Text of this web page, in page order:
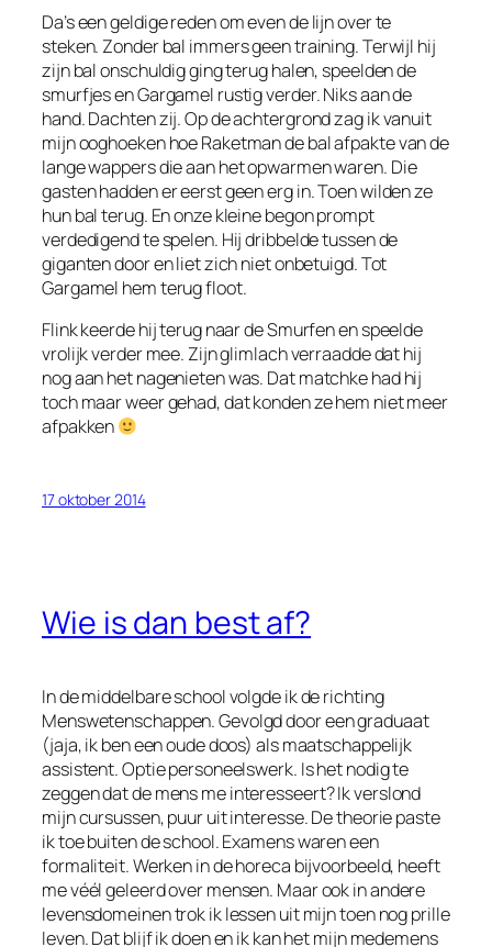
Da’s een geldige reden om even de lijn over te
steken. Zonder bal immers geen training. Terwijl hij
zijn bal onschuldig ging terug halen, speelden de
smurfjes en Gargamel rustig verder. Niks aan de
hand. Dachten zij. Op de achtergrond zag ik vanuit
mijn ooghoeken hoe Raketman de bal afpakte van de
lange wappers die aan het opwarmen waren. Die
gasten hadden er eerst geen erg in. Toen wilden ze
hun bal terug. En onze kleine begon prompt
verdedigend te spelen. Hij dribbelde tussen de
giganten door en liet zich niet onbetuigd. Tot
Gargamel hem terug floot.
Flink keerde hij terug naar de Smurfen en speelde
vrolijk verder mee. Zijn glimlach verraadde dat hij
nog aan het nagenieten was. Dat matchke had hij
toch maar weer gehad, dat konden ze hem niet meer
afpakken
17 oktober 2014
Wie is dan best af?
In de middelbare school volgde ik de richting
Menswetenschappen. Gevolgd door een graduaat
(jaja, ik ben een oude doos) als maatschappelijk
assistent. Optie personeelswerk. Is het nodig te
zeggen dat de mens me interesseert? Ik verslond
mijn cursussen, puur uit interesse. De theorie paste
ik toe buiten de school. Examens waren een
formaliteit. Werken in de horeca bijvoorbeeld, heeft
me véél geleerd over mensen. Maar ook in andere
levensdomeinen trok ik lessen uit mijn toen nog prille
leven. Dat blijf ik doen en ik kan het mijn medemens